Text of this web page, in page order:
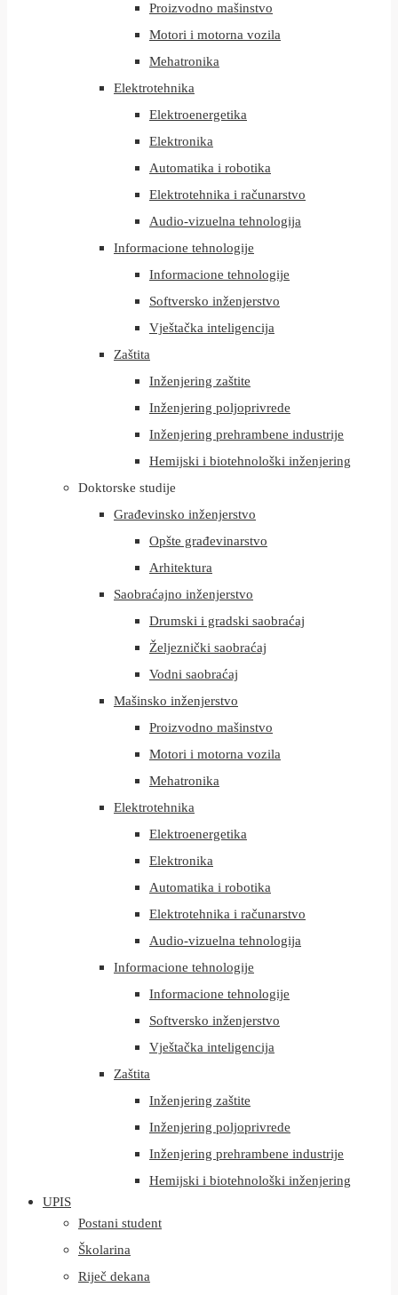
Proizvodno mašinstvo
Motori i motorna vozila
Mehatronika
Elektrotehnika
Elektroenergetika
Elektronika
Automatika i robotika
Elektrotehnika i računarstvo
Audio-vizuelna tehnologija
Informacione tehnologije
Informacione tehnologije
Softversko inženjerstvo
Vještačka inteligencija
Zaštita
Inženjering zaštite
Inženjering poljoprivrede
Inženjering prehrambene industrije
Hemijski i biotehnološki inženjering
Doktorske studije
Građevinsko inženjerstvo
Opšte građevinarstvo
Arhitektura
Saobraćajno inženjerstvo
Drumski i gradski saobraćaj
Željeznički saobraćaj
Vodni saobraćaj
Mašinsko inženjerstvo
Proizvodno mašinstvo
Motori i motorna vozila
Mehatronika
Elektrotehnika
Elektroenergetika
Elektronika
Automatika i robotika
Elektrotehnika i računarstvo
Audio-vizuelna tehnologija
Informacione tehnologije
Informacione tehnologije
Softversko inženjerstvo
Vještačka inteligencija
Zaštita
Inženjering zaštite
Inženjering poljoprivrede
Inženjering prehrambene industrije
Hemijski i biotehnološki inženjering
UPIS
Postani student
Školarina
Riječ dekana